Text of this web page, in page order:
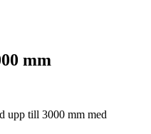
mm
upp till 3000 mm med